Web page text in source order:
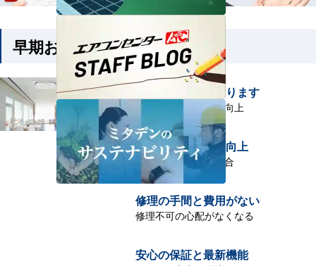
早期お取り替えのメリット
電気代がお得になります
省エネ性能が大幅に向上
快適性や機能性の向上
嫌なニオイがする場合
修理の手間と費用がない
修理不可の心配がなくなる
安心の保証と最新機能